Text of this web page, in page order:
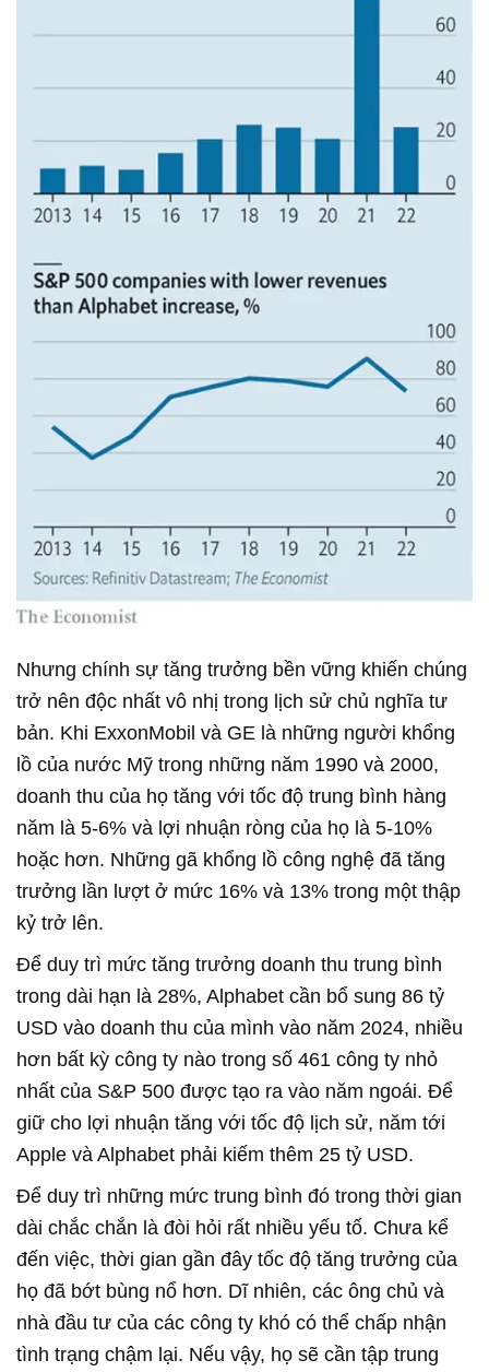
Nhưng chính sự tăng trưởng bền vững khiến chúng
trở nên độc nhất vô nhị trong lịch sử chủ nghĩa tư
bản. Khi ExxonMobil và GE là những người khổng
lồ của nước Mỹ trong những năm 1990 và 2000,
doanh thu của họ tăng với tốc độ trung bình hàng
năm là 5-6% và lợi nhuận ròng của họ là 5-10%
hoặc hơn. Những gã khổng lồ công nghệ đã tăng
trưởng lần lượt ở mức 16% và 13% trong một thập
kỷ trở lên.
Để duy trì mức tăng trưởng doanh thu trung bình
trong dài hạn là 28%, Alphabet cần bổ sung 86 tỷ
USD vào doanh thu của mình vào năm 2024, nhiều
hơn bất kỳ công ty nào trong số 461 công ty nhỏ
nhất của S&P 500 được tạo ra vào năm ngoái. Để
giữ cho lợi nhuận tăng với tốc độ lịch sử, năm tới
Apple và Alphabet phải kiếm thêm 25 tỷ USD.
Để duy trì những mức trung bình đó trong thời gian
dài chắc chắn là đòi hỏi rất nhiều yếu tố. Chưa kể
đến việc, thời gian gần đây tốc độ tăng trưởng của
họ đã bớt bùng nổ hơn. Dĩ nhiên, các ông chủ và
nhà đầu tư của các công ty khó có thể chấp nhận
tình trạng chậm lại. Nếu vậy, họ sẽ cần tập trung